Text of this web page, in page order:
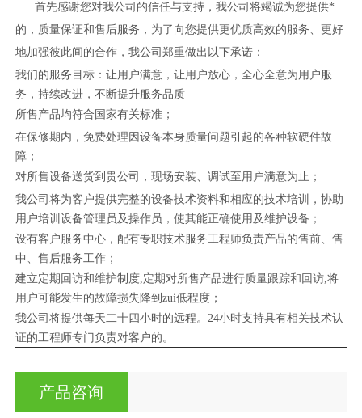
首先感谢您对我公司的信任与支持，我公司将竭诚为您提供*
的，质量保证和售后服务，为了向您提供更优质高效的服务、更好
地加强彼此间的合作，我公司郑重做出以下承诺：
我们的服务目标：让用户满意，让用户放心，全心全意为用户服
务，持续改进，不断提升服务品质
所售产品均符合国家有关标准；
在保修期内，免费处理因设备本身质量问题引起的各种软硬件故
障；
对所售设备送货到贵公司，现场安装、调试至用户满意为止；
我公司将为客户提供完整的设备技术资料和相应的技术培训，协助
用户培训设备管理员及操作员，使其能正确使用及维护设备；
设有客户服务中心，配有专职技术服务工程师负责产品的售前、售
中、售后服务工作；
建立定期回访和维护制度,定期对所售产品进行质量跟踪和回访,将
用户可能发生的故障损失降到zui低程度；
我公司将提供每天二十四小时的远程。24小时支持具有相关技术认
证的工程师专门负责对客户的。
产品咨询